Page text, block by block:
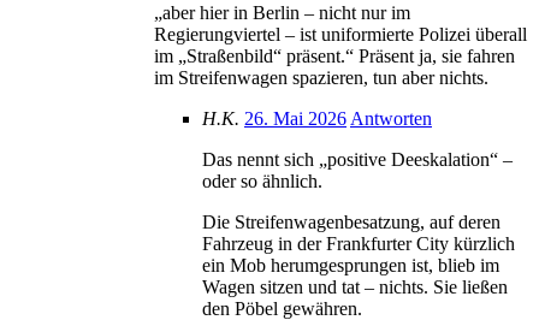
„aber hier in Berlin – nicht nur im
Regierungviertel – ist uniformierte Polizei überall
im „Straßenbild“ präsent.“ Präsent ja, sie fahren
im Streifenwagen spazieren, tun aber nichts.
H.K. 26. Mai 2026 Antworten
Das nennt sich „positive Deeskalation“ –
oder so ähnlich.
Die Streifenwagenbesatzung, auf deren
Fahrzeug in der Frankfurter City kürzlich
ein Mob herumgesprungen ist, blieb im
Wagen sitzen und tat – nichts. Sie ließen
den Pöbel gewähren.